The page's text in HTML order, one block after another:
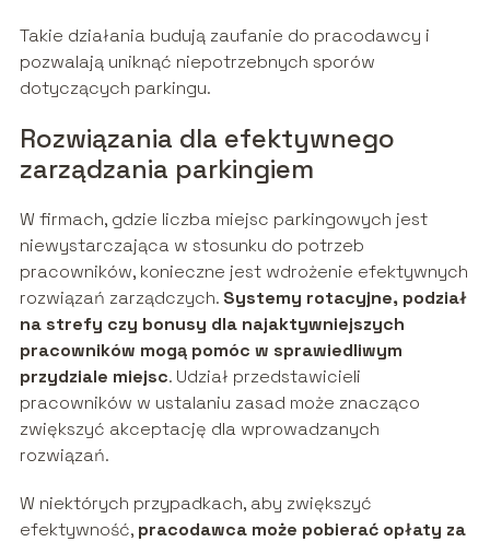
Takie działania budują zaufanie do pracodawcy i
pozwalają uniknąć niepotrzebnych sporów
dotyczących parkingu.
Rozwiązania dla efektywnego
zarządzania parkingiem
W firmach, gdzie liczba miejsc parkingowych jest
niewystarczająca w stosunku do potrzeb
pracowników, konieczne jest wdrożenie efektywnych
rozwiązań zarządczych. Systemy rotacyjne, podział
na strefy czy bonusy dla najaktywniejszych
pracowników mogą pomóc w sprawiedliwym
przydziale miejsc. Udział przedstawicieli
pracowników w ustalaniu zasad może znacząco
zwiększyć akceptację dla wprowadzanych
rozwiązań.
W niektórych przypadkach, aby zwiększyć
efektywność, pracodawca może pobierać opłaty za